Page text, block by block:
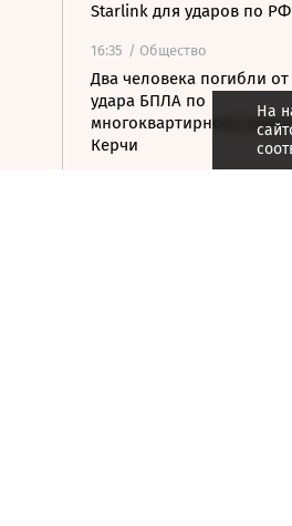
Starlink для ударов по РФ
16:35 / Общество
Два человека погибли от
удара БПЛА по
многоквартирному дому
Керчи
На